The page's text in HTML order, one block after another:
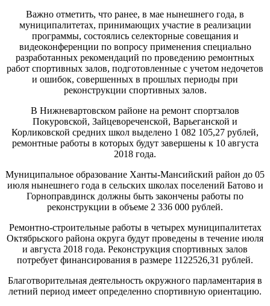
Важно отметить, что ранее, в мае нынешнего года, в
муниципалитетах, принимающих участие в реализации
программы, состоялись селекторные совещания и
видеоконференции по вопросу применения специально
разработанных рекомендаций по проведению ремонтных
работ спортивных залов, подготовленные с учетом недочетов
и ошибок, совершенных в прошлых периоды при
реконструкции спортивных залов.
В Нижневартовском районе на ремонт спортзалов
Покуровской, Зайцевореченской, Варьеганской и
Корликовской средних школ выделено 1 082 105,27 рублей,
ремонтные работы в которых будут завершены к 10 августа
2018 года.
Муниципальное образование Ханты-Мансийский район до 05
июля нынешнего года в сельских школах поселений Батово и
Горноправдинск должны быть закончены работы по
реконструкции в объеме 2 336 000 рублей.
Ремонтно-строительные работы в четырех муниципалитетах
Октябрьского района округа будут проведены в течение июля
и августа 2018 года. Реконструкция спортивных залов
потребует финансирования в размере 1122526,31 рублей.
Благотворительная деятельность окружного парламентария в
летний период имеет определенно спортивную ориентацию.